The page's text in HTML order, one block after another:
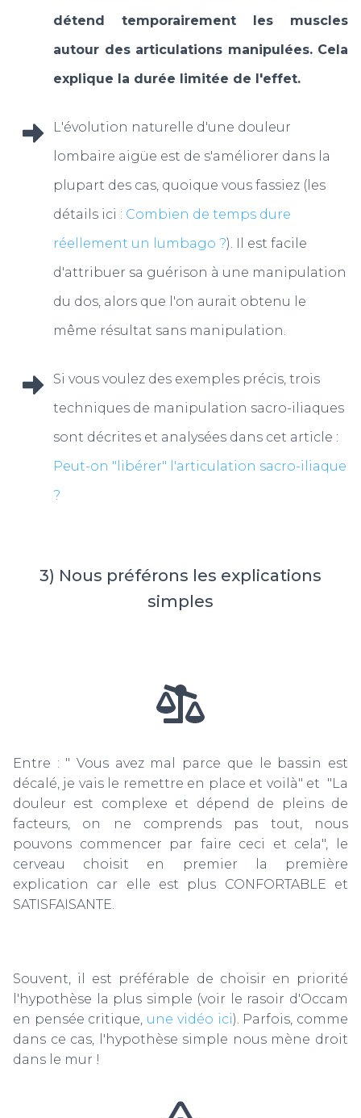
détend temporairement les muscles
autour des articulations manipulées. Cela
explique la durée limitée de l'effet.
L'évolution naturelle d'une douleur
lombaire aigüe est de s'améliorer dans la
plupart des cas, quoique vous fassiez (les
détails ici : Combien de temps dure
réellement un lumbago ?). Il est facile
d'attribuer sa guérison à une manipulation
du dos, alors que l'on aurait obtenu le
même résultat sans manipulation.
Si vous voulez des exemples précis, trois
techniques de manipulation sacro-iliaques
sont décrites et analysées dans cet article :
Peut-on "libérer" l'articulation sacro-iliaque
?
3) Nous préférons les explications
simples
Entre : " Vous avez mal parce que le bassin est
décalé, je vais le remettre en place et voilà" et "La
douleur est complexe et dépend de pleins de
facteurs, on ne comprends pas tout, nous
pouvons commencer par faire ceci et cela", le
cerveau choisit en premier la première
explication car elle est plus CONFORTABLE et
SATISFAISANTE.
Souvent, il est préférable de choisir en priorité
l'hypothèse la plus simple (voir le rasoir d'Occam
en pensée critique, une vidéo ici). Parfois, comme
dans ce cas, l'hypothèse simple nous mène droit
dans le mur !